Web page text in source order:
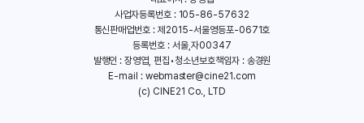
사업자등록번호 : 105-86-57632
통신판매업번호 : 제2015-서울영등포-0671호
등록번호 : 서울,자00347
발행인 : 장영엽, 편집•청소년보호책임자 : 송경원
E-mail : webmaster@cine21.com
(c) CINE21 Co., LTD